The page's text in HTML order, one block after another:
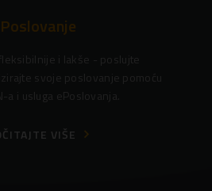
i lakše - poslujte
svoje poslovanje pomoću
a i usluga ePoslovanja.
VIŠE